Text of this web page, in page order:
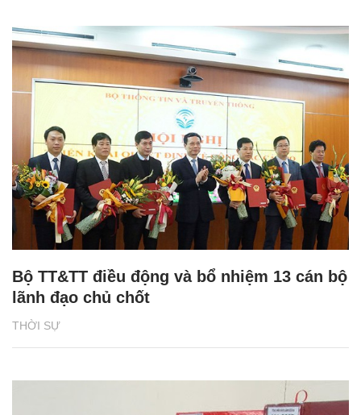
THỜI SỰ
Bộ TT&TT điều động và bổ nhiệm 13 cán bộ
lãnh đạo chủ chốt